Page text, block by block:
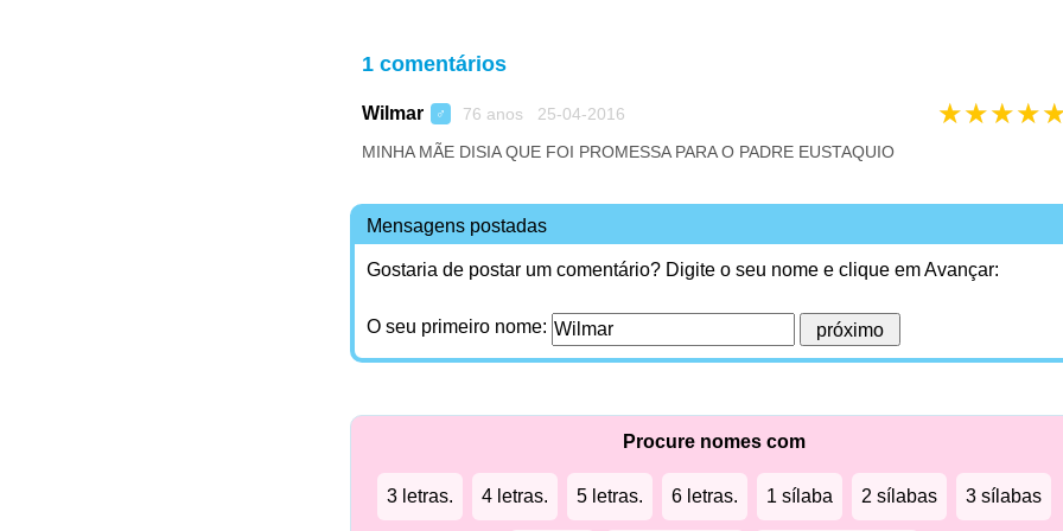
1 comentários
Wilmar ♂ 76 anos 25-04-2016 ★★★★
MINHA MÃE DISIA QUE FOI PROMESSA PARA O PADRE EUSTAQUIO
Mensagens postadas
Gostaria de postar um comentário? Digite o seu nome e clique em Avançar:
O seu primeiro nome:
Procure nomes com
3 letras. 4 letras. 5 letras. 6 letras. 1 sílaba 2 sílabas 3 sílabas